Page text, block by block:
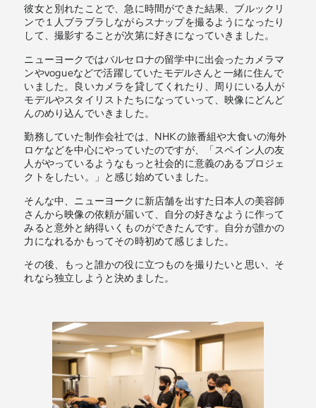
彼女と別れたことで、急に時間ができた結果、ブルックリ
ンで１人ブラブラしながらスナップを撮るようになったり
して、撮影することが次第に好きになっていきました。
ニューヨークではバルセロナの留学中に出会ったカメラマ
ンやvogueなどで活躍していたモデルさんと一緒に住んで
いました。良いカメラを貸してくれたり、周りにいる人が
モデルやスタイリストたちになっていって、映像にどんど
んのめり込んでいきました。
勤務していた制作会社では、NHKの旅番組や大食いの海外
ロケなどを中心にやっていたのですが、「スペイン人の友
人がやっているようなもっと社会的に意義のあるプロジェ
クトをしたい。」と感じ始めていました。
そんな中、ニューヨークに新店舗を出すた日本人の美容師
さんから映像の依頼が届いて、自分の好きなように作って
みると意外と納得いくものができたんです。自分が誰かの
力になれるかもってその時初めて感じました。
その後、もっと誰かの役に立つものを撮りたいと思い、そ
れなら独立しようと決めました。